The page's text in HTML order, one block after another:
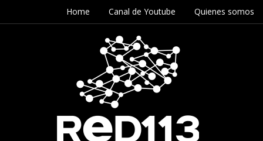
Home Canal de Youtube Quienes somos